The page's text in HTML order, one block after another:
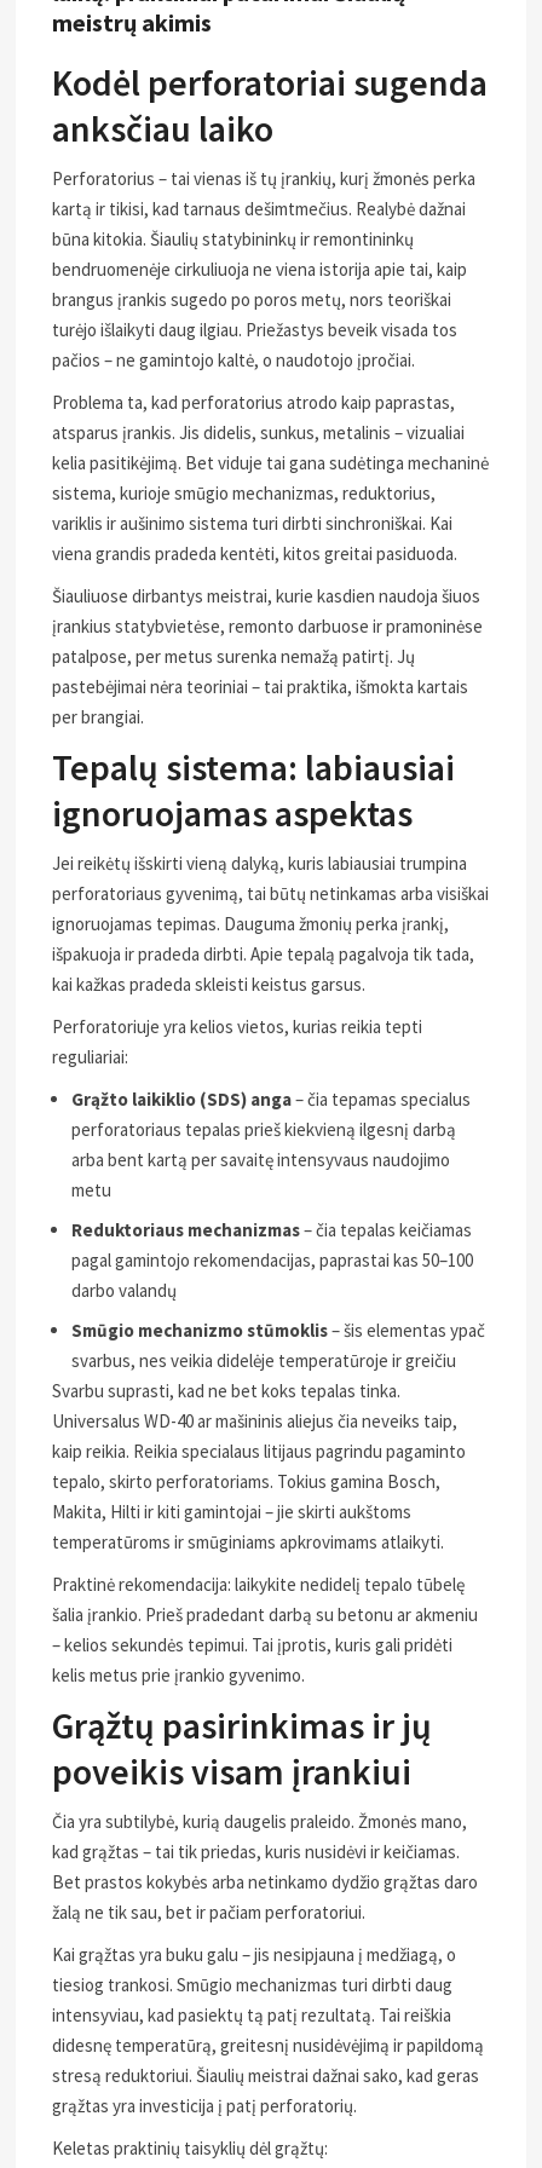
meistrų akimis
Kodėl perforatoriai sugenda
anksčiau laiko
Perforatorius – tai vienas iš tų įrankių, kurį žmonės perka
kartą ir tikisi, kad tarnaus dešimtmečius. Realybė dažnai
būna kitokia. Šiaulių statybininkų ir remontininkų
bendruomenėje cirkuliuoja ne viena istorija apie tai, kaip
brangus įrankis sugedo po poros metų, nors teoriškai
turėjo išlaikyti daug ilgiau. Priežastys beveik visada tos
pačios – ne gamintojo kaltė, o naudotojo įpročiai.
Problema ta, kad perforatorius atrodo kaip paprastas,
atsparus įrankis. Jis didelis, sunkus, metalinis – vizualiai
kelia pasitikėjimą. Bet viduje tai gana sudėtinga mechaninė
sistema, kurioje smūgio mechanizmas, reduktorius,
variklis ir aušinimo sistema turi dirbti sinchroniškai. Kai
viena grandis pradeda kentėti, kitos greitai pasiduoda.
Šiauliuose dirbantys meistrai, kurie kasdien naudoja šiuos
įrankius statybvietėse, remonto darbuose ir pramoninėse
patalpose, per metus surenka nemažą patirtį. Jų
pastebėjimai nėra teoriniai – tai praktika, išmokta kartais
per brangiai.
Tepalų sistema: labiausiai
ignoruojamas aspektas
Jei reikėtų išskirti vieną dalyką, kuris labiausiai trumpina
perforatoriaus gyvenimą, tai būtų netinkamas arba visiškai
ignoruojamas tepimas. Dauguma žmonių perka įrankį,
išpakuoja ir pradeda dirbti. Apie tepalą pagalvoja tik tada,
kai kažkas pradeda skleisti keistus garsus.
Perforatoriuje yra kelios vietos, kurias reikia tepti
reguliariai:
Grąžto laikiklio (SDS) anga– čia tepamas specialus
perforatoriaus tepalas prieš kiekvieną ilgesnį darbą
arba bent kartą per savaitę intensyvaus naudojimo
metu
Reduktoriaus mechanizmas– čia tepalas keičiamas
pagal gamintojo rekomendacijas, paprastai kas 50–100
darbo valandų
Smūgio mechanizmo stūmoklis– šis elementas ypač
svarbus, nes veikia didelėje temperatūroje ir greičiu
Svarbu suprasti, kad ne bet koks tepalas tinka.
Universalus WD-40 ar mašininis aliejus čia neveiks taip,
kaip reikia. Reikia specialaus litijaus pagrindu pagaminto
tepalo, skirto perforatoriams. Tokius gamina Bosch,
Makita, Hilti ir kiti gamintojai – jie skirti aukštoms
temperatūroms ir smūginiams apkrovimams atlaikyti.
Praktinė rekomendacija: laikykite nedidelį tepalo tūbelę
šalia įrankio. Prieš pradedant darbą su betonu ar akmeniu
– kelios sekundės tepimui. Tai įprotis, kuris gali pridėti
kelis metus prie įrankio gyvenimo.
Grąžtų pasirinkimas ir jų
poveikis visam įrankiui
Čia yra subtilybė, kurią daugelis praleido. Žmonės mano,
kad grąžtas – tai tik priedas, kuris nusidėvi ir keičiamas.
Bet prastos kokybės arba netinkamo dydžio grąžtas daro
žalą ne tik sau, bet ir pačiam perforatoriui.
Kai grąžtas yra buku galu – jis nesipjauna į medžiagą, o
tiesiog trankosi. Smūgio mechanizmas turi dirbti daug
intensyviau, kad pasiektų tą patį rezultatą. Tai reiškia
didesnę temperatūrą, greitesnį nusidėvėjimą ir papildomą
stresą reduktoriui. Šiaulių meistrai dažnai sako, kad geras
grąžtas yra investicija į patį perforatorių.
Keletas praktinių taisyklių dėl grąžtų: